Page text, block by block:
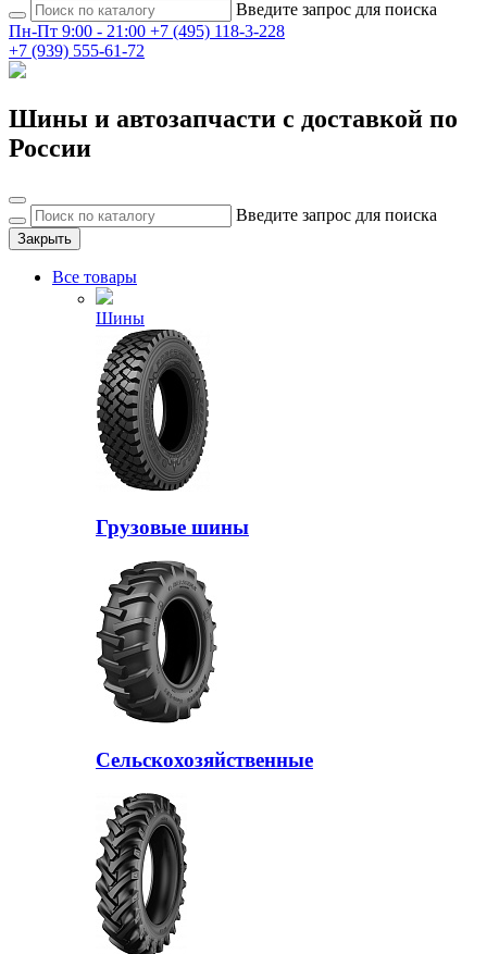
Введите запрос для поиска
Пн-Пт 9:00 - 21:00 +7 (495) 118-3-228
+7 (939) 555-61-72
Шины и автозапчасти с доставкой по
России
Введите запрос для поиска
Закрыть
Все товары
Шины
Грузовые шины
Сельскохозяйственные